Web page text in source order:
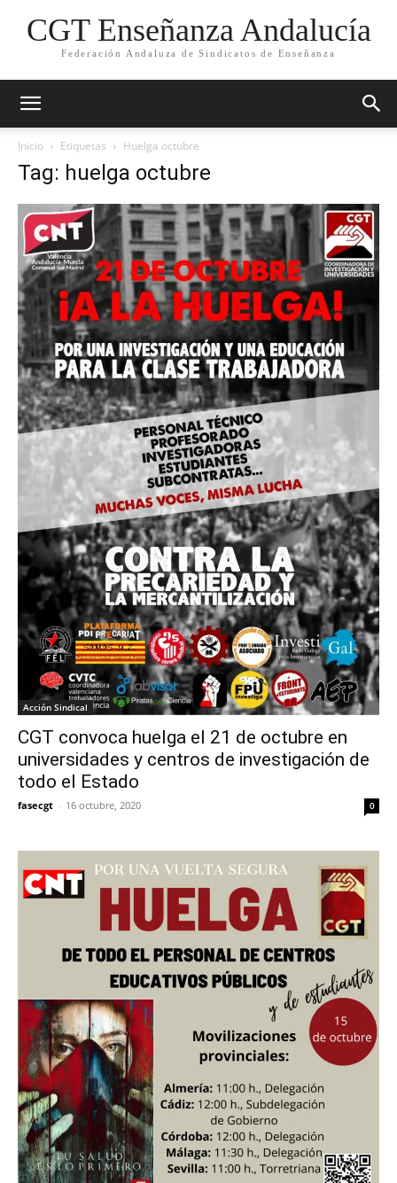
CGT Enseñanza Andalucía
Federación Andaluza de Sindicatos de Enseñanza
Inicio Etiquetas Huelga octubre
Tag: huelga octubre
Acción Sindical
CGT convoca huelga el 21 de octubre en
universidades y centros de investigación de
todo el Estado
fasecgt - 16 octubre, 2020 0